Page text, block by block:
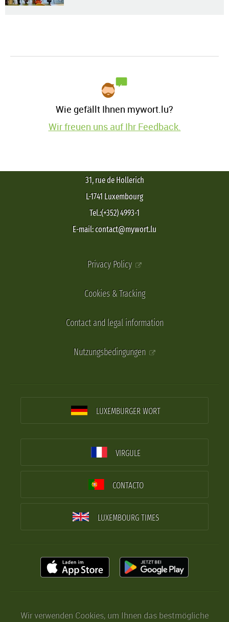
Wie gefällt Ihnen mywort.lu?
Wir freuen uns auf Ihr Feedback.
31, rue de Hollerich
L-1741 Luxembourg
Tel.:(+352) 4993-1
E-mail: contact@mywort.lu
Privacy Policy
Cookies & Tracking
Contact and legal information
Nutzungsbedingungen
LUXEMBURGER WORT
VIRGULE
CONTACTO
LUXEMBOURG TIMES
Wir verwenden Cookies, um Ihnen das bestmögliche